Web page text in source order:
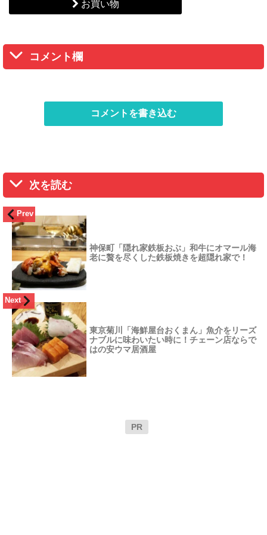
お買い物
コメント欄
コメントを書き込む
次を読む
Prev
神保町「隠れ家鉄板おぶ」和牛にオマール海
老に贅を尽くした鉄板焼きを超隠れ家で！
Next
東京菊川「海鮮屋台おくまん」魚介をリーズ
ナブルに味わいたい時に！チェーン店ならで
はの安ウマ居酒屋
PR